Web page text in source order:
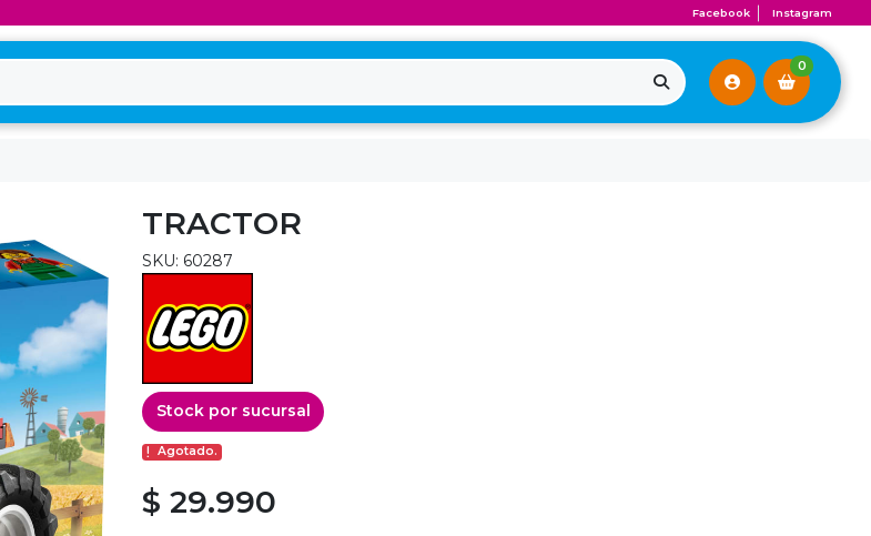
Facebook Instagram
0
TRACTOR
SKU: 60287
Stock por sucursal
Agotado.
$ 29.990